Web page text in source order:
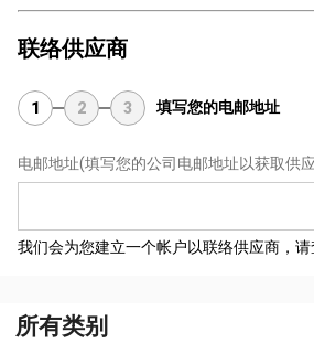
联络供应商
1 2 3 填写您的电邮地址
电邮地址(填写您的公司电邮地址以获取供
我们会为您建立一个帐户以联络供应商，请
所有类别